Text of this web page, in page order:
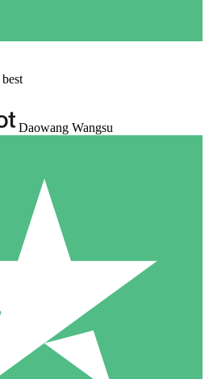
Daowang Wangsu